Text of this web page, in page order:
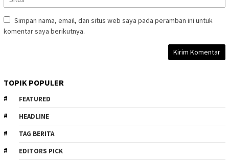
Simpan nama, email, dan situs web saya pada peramban ini untuk
komentar saya berikutnya.
TOPIK POPULER
FEATURED
HEADLINE
TAG BERITA
EDITORS PICK